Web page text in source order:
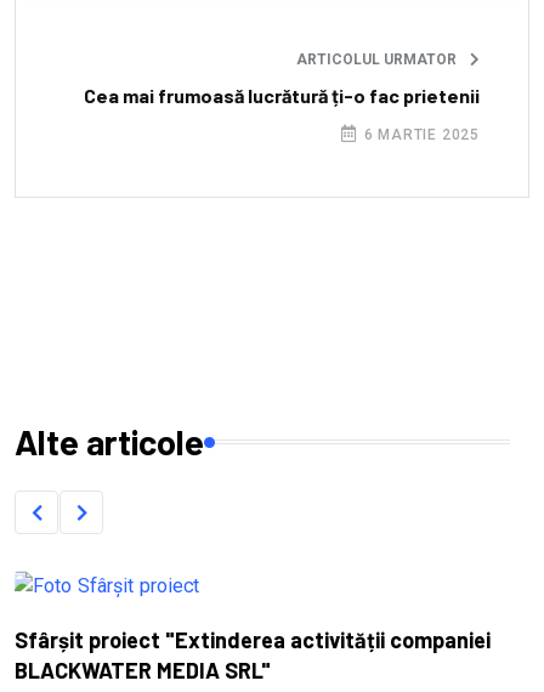
ARTICOLUL URMATOR
Cea mai frumoasă lucrătură ți-o fac prietenii
6 MARTIE 2025
Alte articole
Sfârșit proiect "Extinderea activității companiei
BLACKWATER MEDIA SRL"